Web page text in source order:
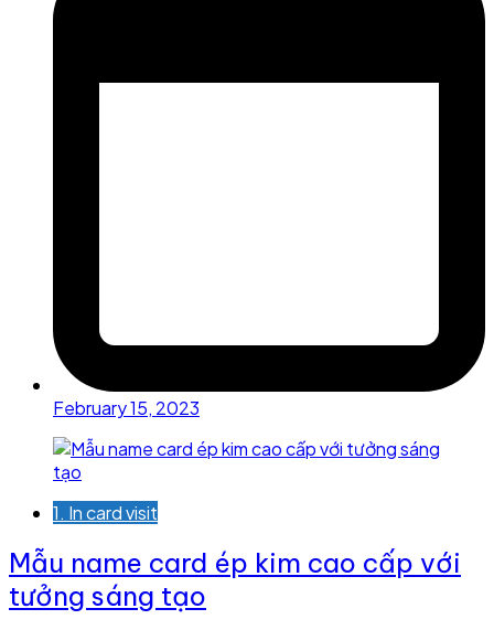
February 15, 2023
1. In card visit
Mẫu name card ép kim cao cấp với
tưởng sáng tạo